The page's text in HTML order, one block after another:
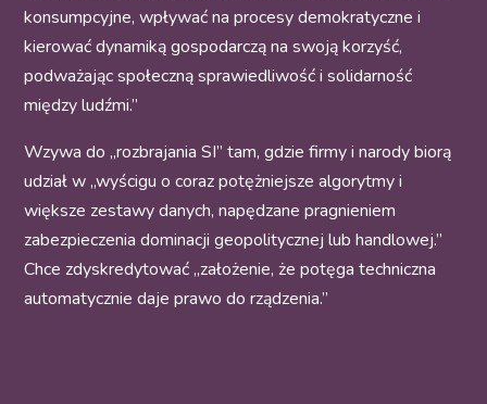
konsumpcyjne, wpływać na procesy demokratyczne i
kierować dynamiką gospodarczą na swoją korzyść,
podważając społeczną sprawiedliwość i solidarność
między ludźmi.”
Wzywa do „rozbrajania SI” tam, gdzie firmy i narody biorą
udział w „wyścigu o coraz potężniejsze algorytmy i
większe zestawy danych, napędzane pragnieniem
zabezpieczenia dominacji geopolitycznej lub handlowej.”
Chce zdyskredytować „założenie, że potęga techniczna
automatycznie daje prawo do rządzenia.”